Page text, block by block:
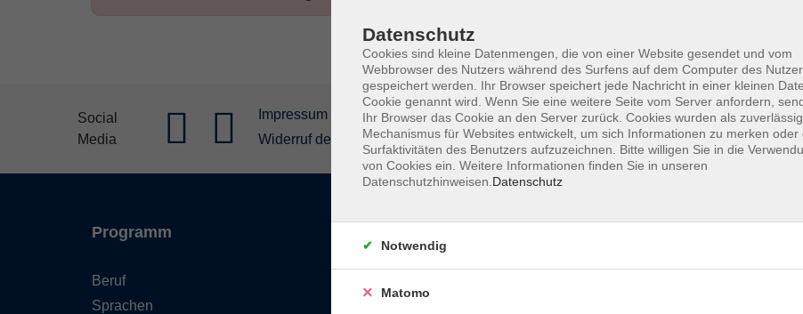
Social
Media
Impressum Allgemeine Geschäftsbedingungen AGB Datenschutzerklärung
Widerruf der Buchung
Programm
Beruf
Sprachen
vhs Landkreis
Datenschutz
Cookies sind kleine Datenmengen, die von einer Website gesendet und vom
Webbrowser des Nutzers während des Surfens auf dem Computer des
gespeichert werden. Ihr Browser speichert jede Nachricht in einer kleinen
Cookie genannt wird. Wenn Sie eine weitere Seite vom Server anfordern,
Ihr Browser das Cookie an den Server zurück. Cookies wurden als
Mechanismus für Websites entwickelt, um sich Informationen zu merken oder
Surfaktivitäten des Benutzers aufzuzeichnen. Bitte willigen Sie in die
von Cookies ein. Weitere Informationen finden Sie in unseren
Datenschutzhinweisen. Datenschutz
Notwendig
Matomo